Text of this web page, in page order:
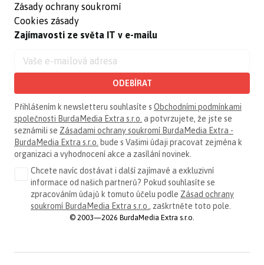
Zásady ochrany soukromí
Cookies zásady
Zajímavosti ze světa IT v e-mailu
ODEBÍRAT
Přihlášením k newsletteru souhlasíte s Obchodními podmínkami
společnosti BurdaMedia Extra s.r.o. a potvrzujete, že jste se
seznámili se Zásadami ochrany soukromí BurdaMedia Extra -
BurdaMedia Extra s.r.o. bude s Vašimi údaji pracovat zejména k
organizaci a vyhodnocení akce a zasílání novinek.
Chcete navíc dostávat i další zajímavé a exkluzivní
informace od našich partnerů? Pokud souhlasíte se
zpracováním údajů k tomuto účelu podle Zásad ochrany
soukromí BurdaMedia Extra s.r.o. , zaškrtněte toto pole.
© 2003—2026 BurdaMedia Extra s.r.o.